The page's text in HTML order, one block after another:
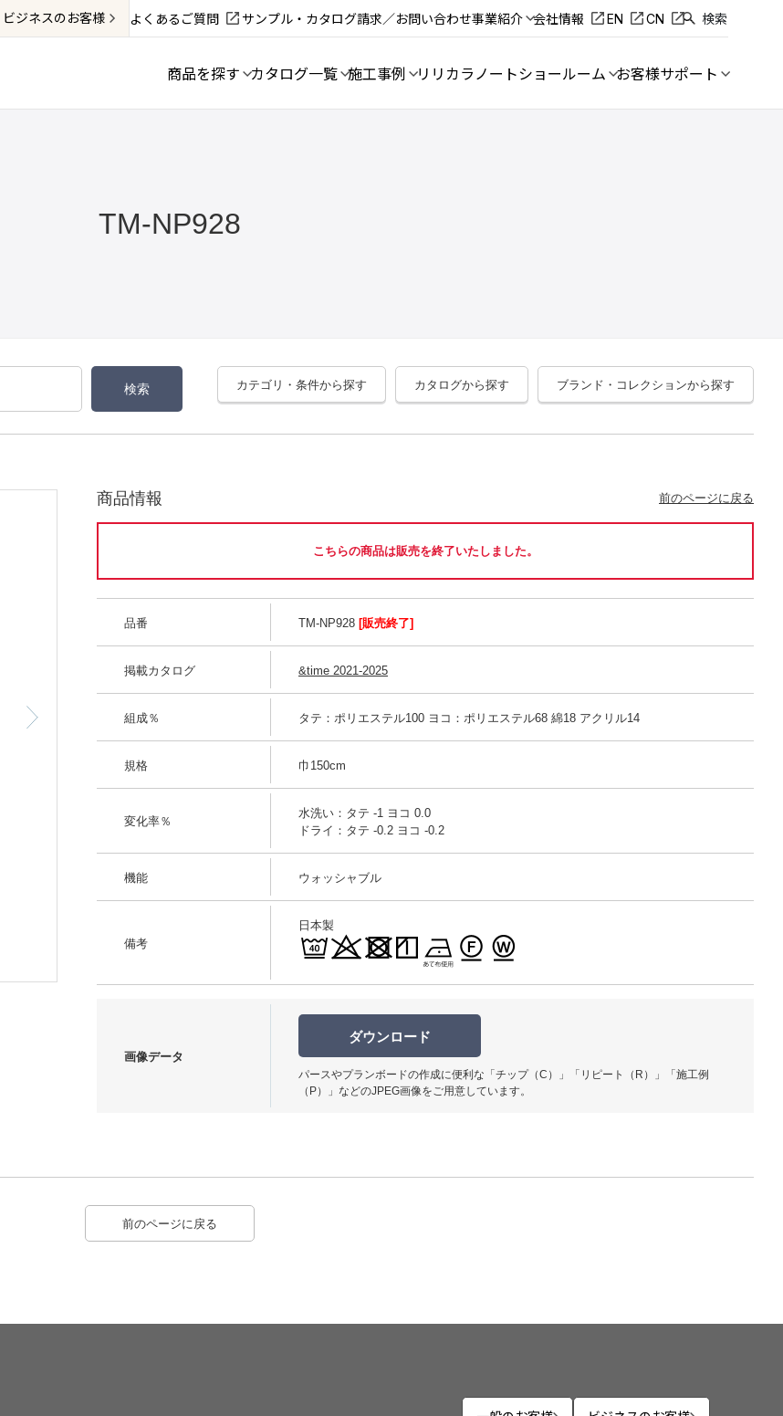
ビジネスのお客様 よくあるご質問 サンプル・カタログ請求／お問い合わせ事業紹介 会社情報 EN CN 検索
商品を探す カタログ一覧 施工事例 リリカラノートショールーム お客様サポート
TM-NP928
カテゴリ・条件から探す カタログから探す ブランド・コレクションから探す
使用イメージ
商品情報 前のページに戻る
こちらの商品は販売を終了いたしました。
品番 TM-NP928 [販売終了]
掲載カタログ &time 2021-2025
組成％ タテ：ポリエステル100 ヨコ：ポリエステル68 綿18 アクリル14
規格 巾150cm
変化率％
水洗い：タテ -1 ヨコ 0.0
ドライ：タテ -0.2 ヨコ -0.2
機能 ウォッシャブル
備考
日本製
画像データ
ダウンロード
パースやプランボードの作成に便利な「チップ（C）」「リピート（R）」「施工例
（P）」などのJPEG画像をご用意しています。
前のページに戻る